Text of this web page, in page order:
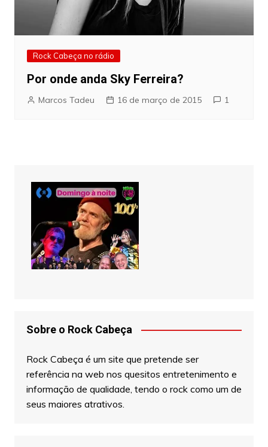
Rock Cabeça no rádio
Por onde anda Sky Ferreira?
Marcos Tadeu 16 de março de 2015 1
Sobre o Rock Cabeça
Rock Cabeça é um site que pretende ser
referência na web nos quesitos entretenimento e
informação de qualidade, tendo o rock como um de
seus maiores atrativos.